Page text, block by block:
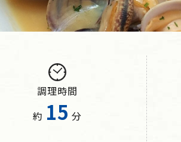
調理時間
約 15 分